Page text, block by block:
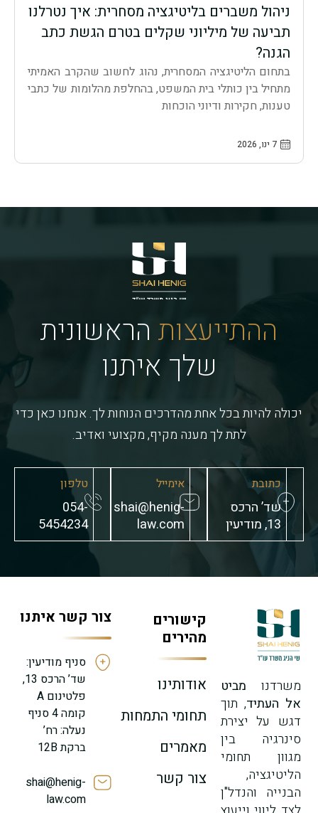
ניהול משברים בליטיגציה מסחרית: איך נטרלנו
תביעה של מיליוני שקלים בטרם הגשת כתב
הגנה?
בתחום הליטיגציה המסחרית, נהוג לחשוב שהקרב האמיתי
מתחיל בין כותלי בית המשפט, בהחלפת מהלומות של כתבי
טענות, חקירות ודיוני הוכחות
7 ינו, 2026
ההתייעצות הראשונית
שלך איתנו
יכולה להיות בכל אחת מהדרכים הנוחות לך. אנחנו כאן כדי
לתת לך מענה מקיף, מקצועי ואדיב.
כתובת
שד’ הרכס
13, מודיעין
אימייל
shai@henig-
law.com
טלפון
054-
5454234
משרדנו מביט
אל העתיד, תוך
דגש על יצירת
סינרגיה בין
מגוון תחומי
הליטיגציה,
הבנייה והנדל"ן
קישורים
מהירים
אודותינו
תחומי התמחות
מאמרים
צור קשר
צור קשר איתנו
סניף מודיעין:
שד’ הרכס 13,
פלטינום A
קומה 4 סניף
נעלה: רח’
ברקת 12B
shai@henig-
law.com